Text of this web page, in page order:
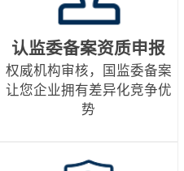
认监委备案资质申报
权威机构审核，国监委备案
让您企业拥有差异化竞争优
势